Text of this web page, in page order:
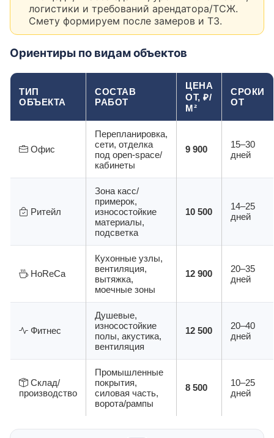
логистики и требований арендатора/ТСЖ.
Смету формируем после замеров и ТЗ.
Ориентиры по видам объектов
ТИП
ОБЪЕКТА
СОСТАВ
РАБОТ
ЦЕНА
ОТ, ₽/
М²
СРОКИ
ОТ
Офис
Перепланировка,
сети, отделка
под open-space/
кабинеты
9 900
15–30
дней
Ритейл
Зона касс/
примерок,
износостойкие
материалы,
подсветка
10 500
14–25
дней
HoReCa
Кухонные узлы,
вентиляция,
вытяжка,
моечные зоны
12 900
20–35
дней
Фитнес
Душевые,
износостойкие
полы, акустика,
вентиляция
12 500
20–40
дней
Склад/
производство
Промышленные
покрытия,
силовая часть,
ворота/рампы
8 500
10–25
дней